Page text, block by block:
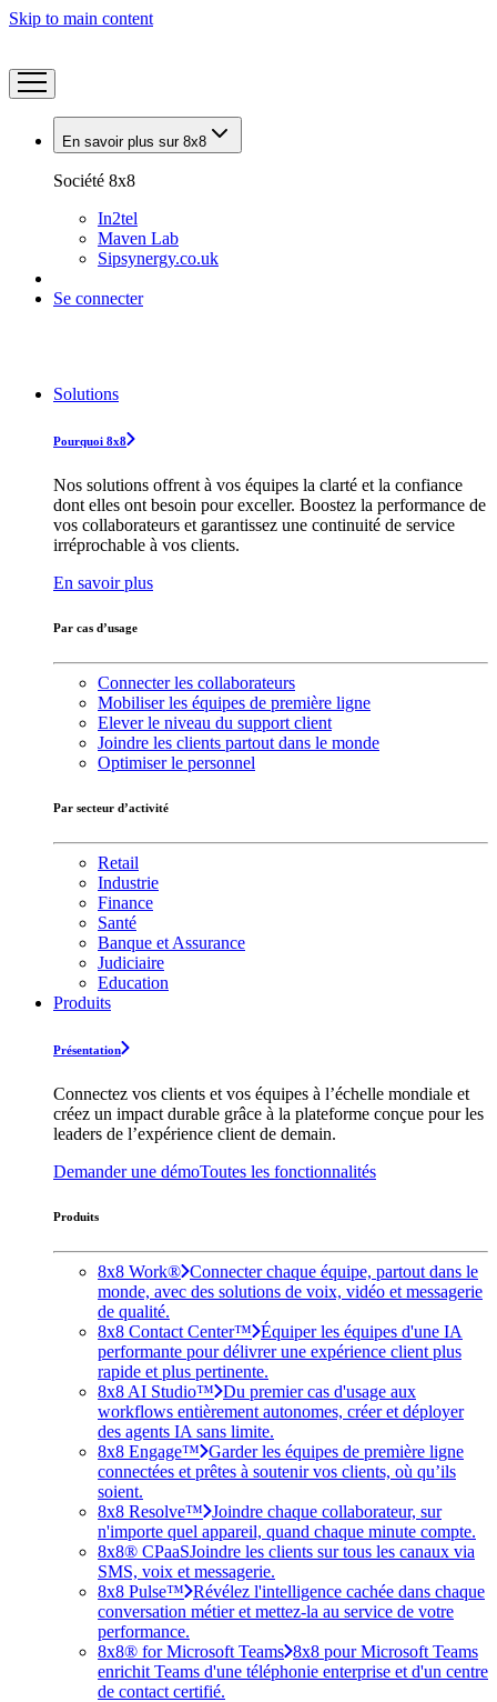
Skip to main content
En savoir plus sur 8x8
Société 8x8
In2tel
Maven Lab
Sipsynergy.co.uk
Se connecter
Solutions
Pourquoi 8x8
Nos solutions offrent à vos équipes la clarté et la confiance
dont elles ont besoin pour exceller. Boostez la performance de
vos collaborateurs et garantissez une continuité de service
irréprochable à vos clients.
En savoir plus
Par cas d’usage
Connecter les collaborateurs
Mobiliser les équipes de première ligne
Elever le niveau du support client
Joindre les clients partout dans le monde
Optimiser le personnel
Par secteur d’activité
Retail
Industrie
Finance
Santé
Banque et Assurance
Judiciaire
Education
Produits
Présentation
Connectez vos clients et vos équipes à l’échelle mondiale et
créez un impact durable grâce à la plateforme conçue pour les
leaders de l’expérience client de demain.
Demander une démoToutes les fonctionnalités
Produits
8x8 Work® Connecter chaque équipe, partout dans le
monde, avec des solutions de voix, vidéo et messagerie
de qualité.
8x8 Contact Center™ Équiper les équipes d'une IA
performante pour délivrer une expérience client plus
rapide et plus pertinente.
8x8 AI Studio™ Du premier cas d'usage aux
workflows entièrement autonomes, créer et déployer
des agents IA sans limite.
8x8 Engage™ Garder les équipes de première ligne
connectées et prêtes à soutenir vos clients, où qu’ils
soient.
8x8 Resolve™ Joindre chaque collaborateur, sur
n'importe quel appareil, quand chaque minute compte.
8x8® CPaaSJoindre les clients sur tous les canaux via
SMS, voix et messagerie.
8x8 Pulse™ Révélez l'intelligence cachée dans chaque
conversation métier et mettez-la au service de votre
performance.
8x8® for Microsoft Teams 8x8 pour Microsoft Teams
enrichit Teams d'une téléphonie enterprise et d'un centre
de contact certifié.